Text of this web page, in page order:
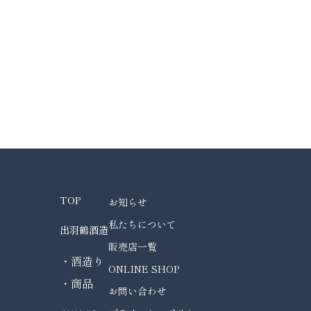
TOP
出羽鶴酒造
・酒造り
・商品
お知らせ
私たちについて
販売店一覧
ONLINE SHOP
お問い合わせ